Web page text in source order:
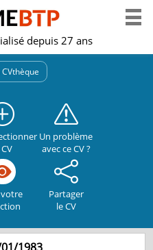
depuis 27 ans
Un problème
avec ce CV ?
Partager
le CV